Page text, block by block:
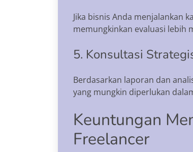
Jika bisnis Anda menjalankan
memungkinkan evaluasi lebih
5. Konsultasi
Berdasarkan laporan dan
yang mungkin diperlukan
Keuntungan
Freelancer